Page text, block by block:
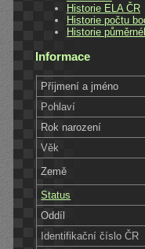
Historie ELA ČR
Historie počtu
Historie
Informace
Příjmení a jméno
Pohlaví
Rok narození
Věk
Země
Status
Oddíl
Identifikační číslo ČR